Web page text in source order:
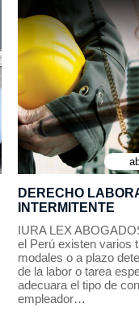
DERECHO
INTERMITENTE
IURA LEX
el Perú existen varios
modales o a plazo
de la labor o tarea
adecuara el tipo de
empleador…